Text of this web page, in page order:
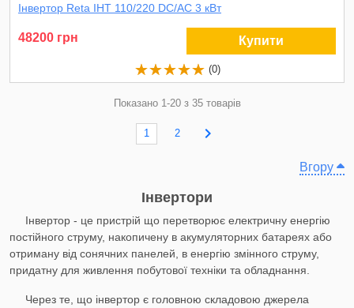
Інвертор Reta ІНТ 110/220 DC/AC 3 кВт
48200 грн Купити
(0)
Показано 1-20 з 35 товарів
1 2 
Вгору
Інвертори
Інвертор - це пристрій що перетворює електричну енергію
постійного струму, накопичену в акумуляторних батареях або
отриману від сонячних панелей, в енергію змінного струму,
придатну для живлення побутової техніки та обладнання.
Через те, що інвертор є головною складовою джерела